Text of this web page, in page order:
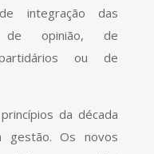
integração das
de opinião, de
ou de
da década
gestão. Os novos